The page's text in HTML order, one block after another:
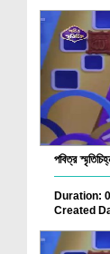
পবিত্র
Duration:
Created